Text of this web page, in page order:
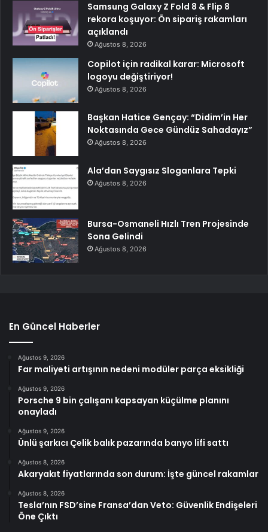
Samsung Galaxy Z Fold 8 & Flip 8
rekora koşuyor: Ön sipariş rakamları
açıklandı
Ağustos 8, 2026
Copilot için radikal karar: Microsoft
logoyu değiştiriyor!
Ağustos 8, 2026
Başkan Hatice Gençay: “Didim’in Her
Noktasında Gece Gündüz Sahadayız”
Ağustos 8, 2026
Ala’dan Saygısız Sloganlara Tepki
Ağustos 8, 2026
Bursa-Osmaneli Hızlı Tren Projesinde
Sona Gelindi
Ağustos 8, 2026
En Güncel Haberler
Ağustos 9, 2026
Far maliyeti artışının nedeni modüler parça eksikliği
Ağustos 9, 2026
Porsche 9 bin çalışanı kapsayan küçülme planını
onayladı
Ağustos 9, 2026
Ünlü şarkıcı Çelik balık pazarında banyo lifi sattı
Ağustos 8, 2026
Akaryakıt fiyatlarında son durum: İşte güncel rakamlar
Ağustos 8, 2026
Tesla’nın FSD’sine Fransa’dan Veto: Güvenlik Endişeleri
Öne Çıktı